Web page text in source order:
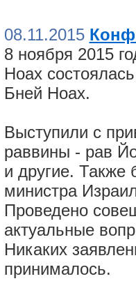
08.11.2015
8 ноября 2015
Ноах
Бней Ноах.
Выступили с
раввины - рав
и другие. Также
министра
Проведено
актуальные
Никаких
принималось.